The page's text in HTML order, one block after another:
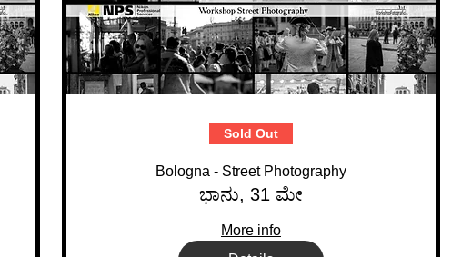
Sold Out
Bologna - Street Photography
ಭಾನು, 31 ಮೇ
More info